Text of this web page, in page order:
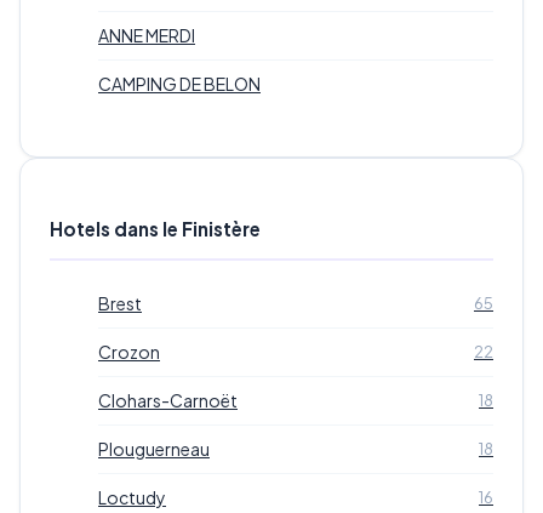
ANNE MERDI
CAMPING DE BELON
Hotels dans le Finistère
Brest 65
Crozon 22
Clohars-Carnoët 18
Plouguerneau 18
Loctudy 16